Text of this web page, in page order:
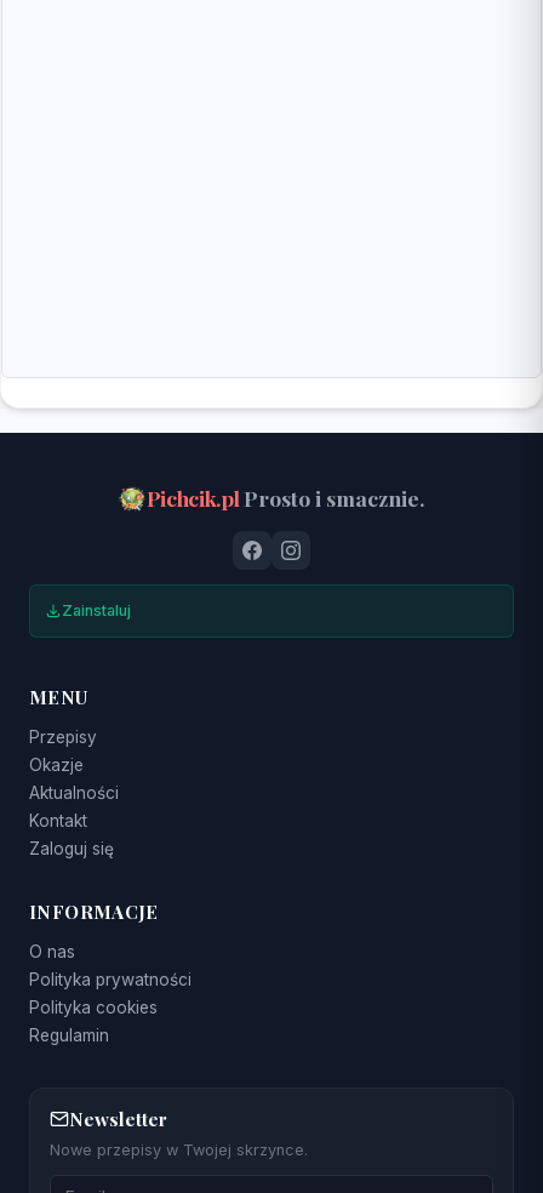
Pichcik.pl Prosto i smacznie.
Zainstaluj
MENU
Przepisy
Okazje
Aktualności
Kontakt
Zaloguj się
INFORMACJE
O nas
Polityka prywatności
Polityka cookies
Regulamin
Newsletter
Nowe przepisy w Twojej skrzynce.